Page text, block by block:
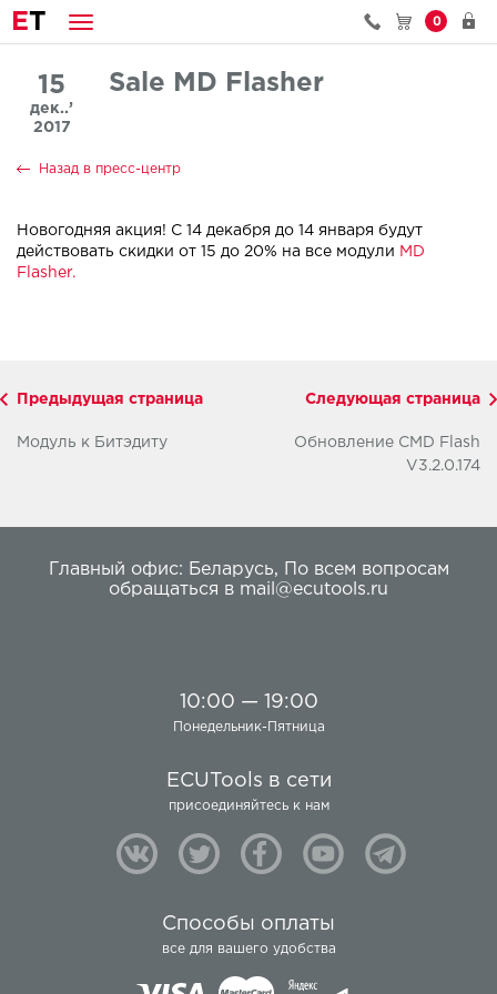
ET 0
15
дек..’
2017
Sale MD Flasher
Назад в пресс-центр
Новогодняя акция! С 14 декабря до 14 января будут
действовать скидки от 15 до 20% на все модули MD
Flasher.
Предыдущая страница
Модуль к Битэдиту
Следующая страница
Обновление CMD Flash
V3.2.0.174
Главный офис: Беларусь,
По всем вопросам
обращаться в mail@ecutools.ru
10:00 — 19:00
Понедельник-Пятница
ECUTools в сети
присоединяйтесь к нам
Способы оплаты
все для вашего удобства